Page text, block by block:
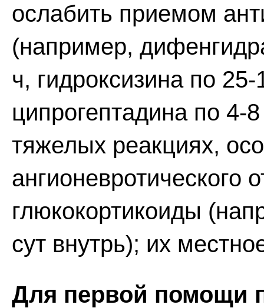
ослабить приемом
(например,
ч, гидроксизина по
ципрогептадина по
тяжелых реакциях,
ангионевротического
глюкокортикоиды
сут внутрь); их
Для первой помощи